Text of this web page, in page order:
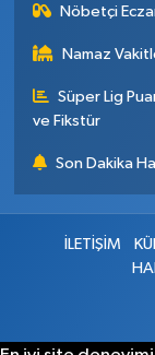
Nöbetçi
Namaz
Süper Lig
ve Fikstür
Son Dakika
İLETİŞİM